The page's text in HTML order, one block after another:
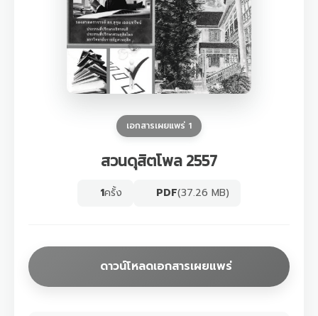
เอกสารเผยแพร่ 1
สวนดุสิตโพล 2557
1ครั้ง PDF(37.26 MB)
ดาวน์โหลดเอกสารเผยแพร่